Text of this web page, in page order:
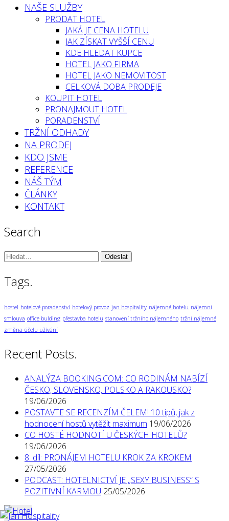
NAŠE SLUŽBY
PRODAT HOTEL
JAKÁ JE CENA HOTELU
JAK ZÍSKAT VYŠŠÍ CENU
KDE HLEDAT KUPCE
HOTEL JAKO FIRMA
HOTEL JAKO NEMOVITOST
CELKOVÁ DOBA PRODEJE
KOUPIT HOTEL
PRONAJMOUT HOTEL
PORADENSTVÍ
TRŽNÍ ODHADY
NA PRODEJ
KDO JSME
REFERENCE
NÁŠ TÝM
ČLÁNKY
KONTAKT
Search
Vyhledávání:
Tags.
hostel hotelové poradenství hotelový provoz jan hospitality nájemné hotelu nájemní
smlouva office bulding přestavba hotelu stanovení tržního nájemného tržní nájemné
změna účelu užívání
Recent Posts.
ANALÝZA BOOKING.COM: CO RODINÁM NABÍZÍ
ČESKO, SLOVENSKO, POLSKO A RAKOUSKO?
19/06/2026
POSTAVTE SE RECENZÍM ČELEM! 10 tipů, jak z
hodnocení hostů vytěžit maximum 19/06/2026
CO HOSTÉ HODNOTÍ U ČESKÝCH HOTELŮ?
19/06/2026
8. díl: PRONÁJEM HOTELU KROK ZA KROKEM
27/05/2026
PODCAST: HOTELNICTVÍ JE „SEXY BUSINESS“ S
POZITIVNÍ KARMOU 25/05/2026